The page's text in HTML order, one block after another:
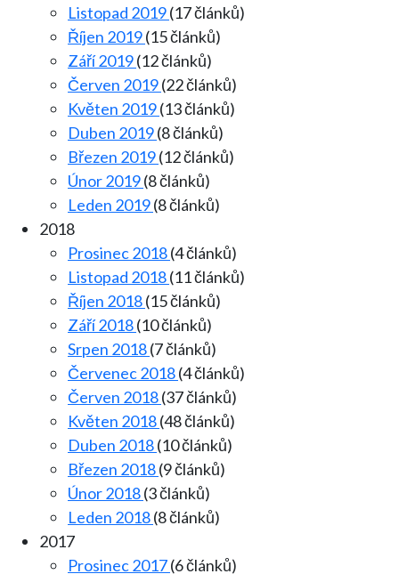
Listopad 2019(17 článků)
Říjen 2019(15 článků)
Září 2019(12 článků)
Červen 2019(22 článků)
Květen 2019(13 článků)
Duben 2019(8 článků)
Březen 2019(12 článků)
Únor 2019(8 článků)
Leden 2019(8 článků)
2018
Prosinec 2018(4 článků)
Listopad 2018(11 článků)
Říjen 2018(15 článků)
Září 2018(10 článků)
Srpen 2018(7 článků)
Červenec 2018(4 článků)
Červen 2018(37 článků)
Květen 2018(48 článků)
Duben 2018(10 článků)
Březen 2018(9 článků)
Únor 2018(3 článků)
Leden 2018(8 článků)
2017
Prosinec 2017(6 článků)